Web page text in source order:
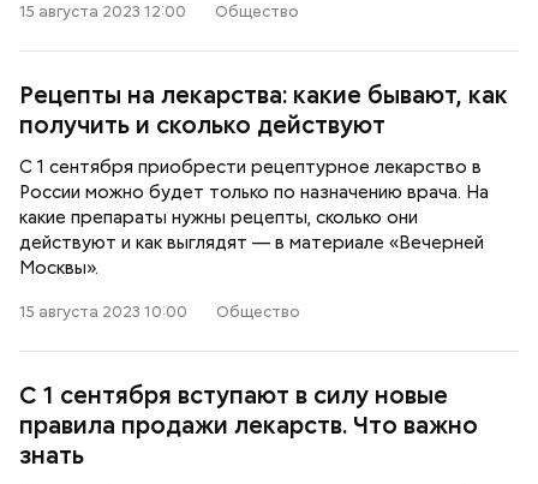
15 августа 2023 12:00 Общество
Рецепты на лекарства: какие бывают, как
получить и сколько действуют
С 1 сентября приобрести рецептурное лекарство в
России можно будет только по назначению врача. На
какие препараты нужны рецепты, сколько они
действуют и как выглядят — в материале «Вечерней
Москвы».
15 августа 2023 10:00 Общество
С 1 сентября вступают в силу новые
правила продажи лекарств. Что важно
знать